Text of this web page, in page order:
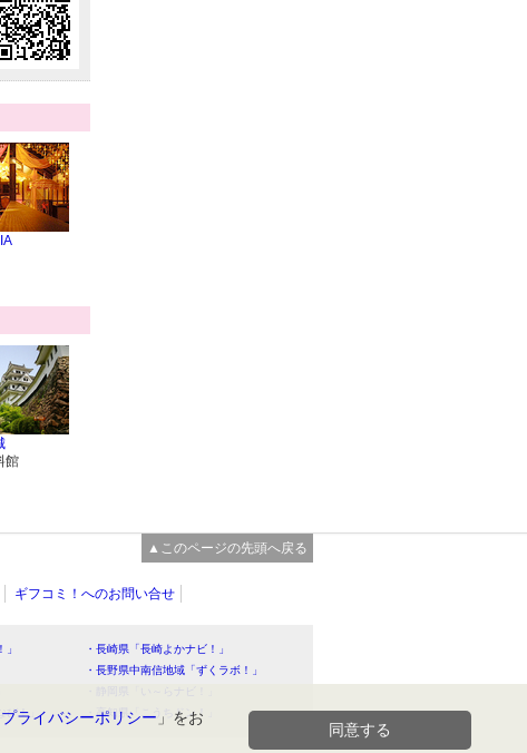
館
▲このページの先頭へ戻る
ギフコミ！へのお問い合せ
・長崎県「長崎よかナビ！」
・長野県中南信地域「ずくラボ！」
！」 ・高知県「こうちドン！」
プライバシーポリシー 」をお
同意する